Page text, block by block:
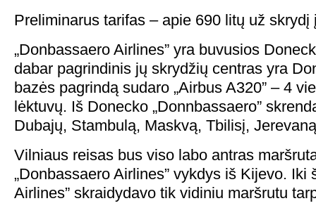
Preliminarus tarifas – apie 690 litų už skrydį
„Donbassaero Airlines” yra buvusios
dabar pagrindinis jų skrydžių centras yra
bazės pagrindą sudaro „Airbus A320” – 4
lėktuvų. Iš Donecko „Donnbassaero”
Dubajų, Stambulą, Maskvą, Tbilisį,
Vilniaus reisas bus viso labo antras
„Donbassaero Airlines” vykdys iš Kijevo. Iki
Airlines” skraidydavo tik vidiniu maršrutu